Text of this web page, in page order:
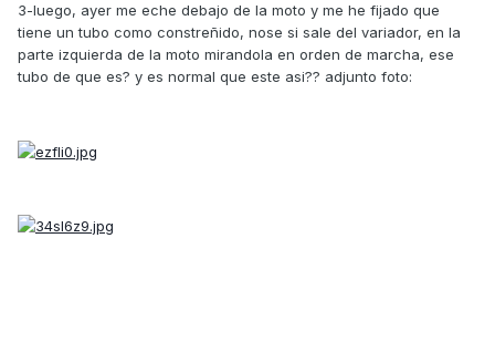
3-luego, ayer me eche debajo de la moto y me he fijado que
tiene un tubo como constreñido, nose si sale del variador, en la
parte izquierda de la moto mirandola en orden de marcha, ese
tubo de que es? y es normal que este asi?? adjunto foto: